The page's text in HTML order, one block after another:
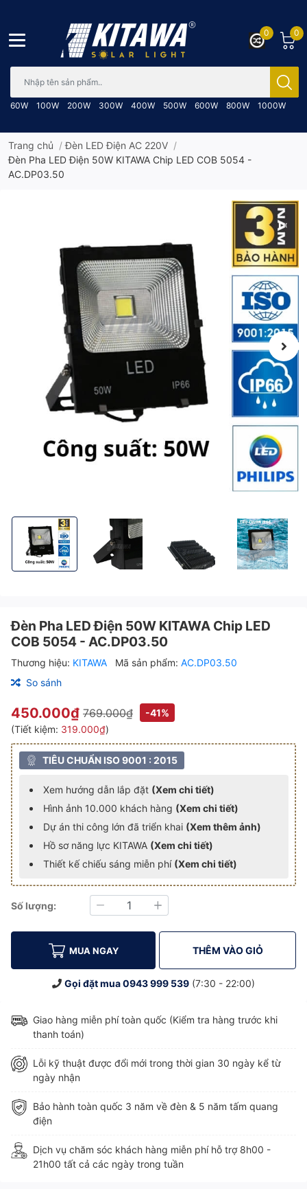
60W 100W 200W 300W 400W 500W 600W 800W 1000W
0
0
Trang chủ /Đèn LED Điện AC 220V /
Đèn Pha LED Điện 50W KITAWA Chip LED COB 5054 -
AC.DP03.50
Đèn Pha LED Điện 50W KITAWA Chip LED COB 5054 -
Đèn Pha LED Điện 50W KITAWA Chip LED COB
Đèn Pha LED Điện 50WĐèn Pha LED
Đèn Pha LED Điện 50W KITAWA Chip LED
COB 5054 - AC.DP03.50
Thương hiệu: KITAWA Mã sản phẩm: AC.DP03.50
So sánh
450.000₫ 769.000₫
-41%
(Tiết kiệm: 319.000₫)
TIÊU CHUẨN ISO 9001 : 2015
Xem hướng dẫn lắp đặt (Xem chi tiết)
Hình ảnh 10.000 khách hàng (Xem chi tiết)
Dự án thi công lớn đã triển khai (Xem thêm ảnh)
Hồ sơ năng lực KITAWA (Xem chi tiết)
Thiết kế chiếu sáng miễn phí (Xem chi tiết)
Số lượng:
Giảm Tăng
MUA NGAY THÊM VÀO GIỎ
Gọi đặt mua0943 999 539 (7:30 - 22:00)
Giao hàng miễn phí toàn quốc (Kiểm tra hàng trước khi
thanh toán)
Lỗi kỹ thuật được đổi mới trong thời gian 30 ngày kể từ
ngày nhận
Bảo hành toàn quốc 3 năm về đèn & 5 năm tấm quang
điện
Dịch vụ chăm sóc khách hàng miễn phí hỗ trợ 8h00 -
21h00 tất cả các ngày trong tuần